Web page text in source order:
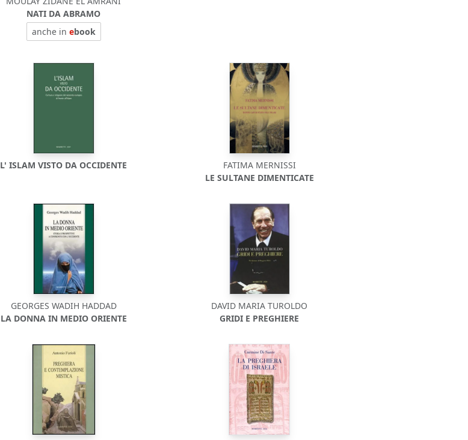
NATI DA ABRAMO
anche in ebook
L' ISLAM VISTO DA OCCIDENTE
FATIMA MERNISSI
LE SULTANE DIMENTICATE
GEORGES WADIH HADDAD
LA DONNA IN MEDIO ORIENTE
DAVID MARIA TUROLDO
GRIDI E PREGHIERE